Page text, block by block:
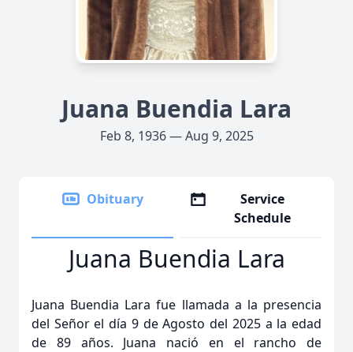
Juana Buendia Lara
Feb 8, 1936 — Aug 9, 2025
Obituary
Service
Schedule
Juana Buendia Lara
Juana Buendia Lara fue llamada a la presencia
del Señor el día 9 de Agosto del 2025 a la edad
de 89 años. Juana nació en el rancho de